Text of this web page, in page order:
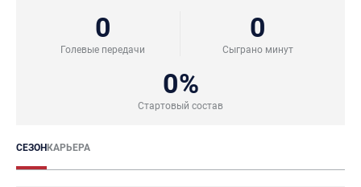
0
Голевые передачи
0
Сыграно минут
0%
Стартовый состав
СЕЗОНКАРЬЕРА